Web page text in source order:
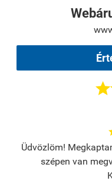

Üdvözlöm!
szépen van